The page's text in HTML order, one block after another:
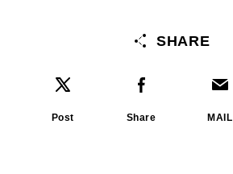
SHARE
Post Share MAIL